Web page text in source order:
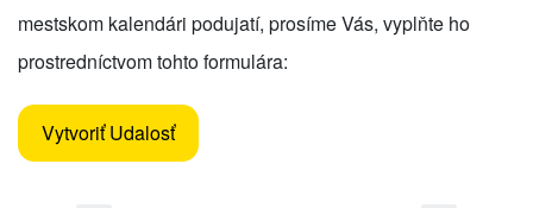
mestskom kalendári podujatí, prosíme Vás, vyplňte ho
prostredníctvom tohto formulára:
Vytvoriť Udalosť